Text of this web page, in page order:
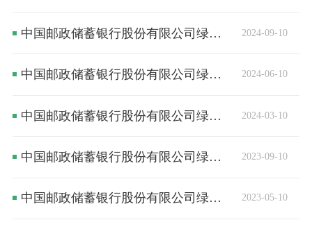
2024-09-10
中国邮政储蓄银行股份有限公司绿色金融债券募集资金使用情况季度报告（截至2024年第三季度）
2024-06-10
中国邮政储蓄银行股份有限公司绿色金融债券募集资金使用情况季度报告（截至2024年第二季度）
2024-03-10
中国邮政储蓄银行股份有限公司绿色金融债券募集资金使用情况季度报告(截至2024年第一季度)
2023-09-10
中国邮政储蓄银行股份有限公司绿色金融债券募集资金使用情况季度报告(截至2023年第三季度)
2023-05-10
中国邮政储蓄银行股份有限公司绿色金融债券募集资金使用情况季度报告(截至2023年第二季度)